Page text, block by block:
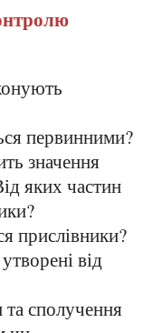
первинними?
значення
яких частин
прислівники?
від
та сполучення